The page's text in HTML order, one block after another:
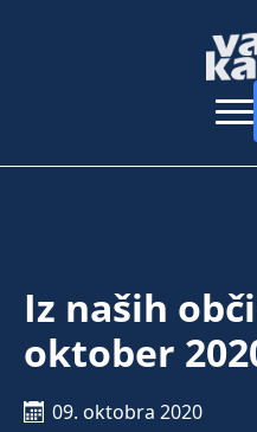
Iz naših
oktober
09. oktobra 2020